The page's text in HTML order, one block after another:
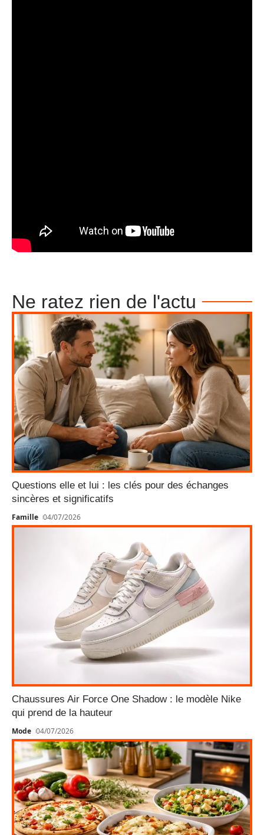
Ne ratez rien de l'actu
Questions elle et lui : les clés pour des échanges
sincères et significatifs
Famille 04/07/2026
Chaussures Air Force One Shadow : le modèle Nike
qui prend de la hauteur
Mode 04/07/2026